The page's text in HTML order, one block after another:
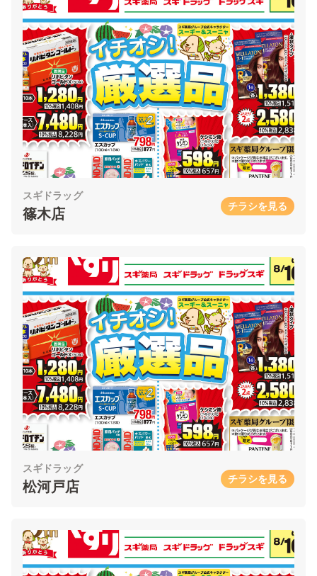
スギドラッグ
篠木店 チラシを見る
スギドラッグ
松河戸店 チラシを見る